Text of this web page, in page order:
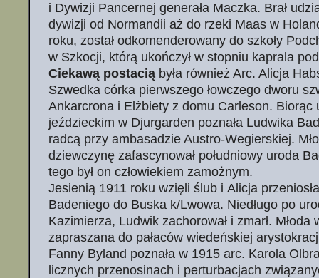
i Dywizji Pancernej generała Maczka. Brał
dywizji od Normandii aż do rzeki Maas w
roku, został odkomenderowany do szkoły
w Szkocji, którą ukończył w stopniu kaprala
Ciekawą postaciąbyła również Arc. Alicja
Szwedka córka pierwszego łowczego dworu
Ankarcrona i Elżbiety z domu Carleson. Biorąc
jeździeckim w Djurgarden poznała Ludwika
radcą przy ambasadzie Austro-Wegierskiej.
dziewczynę zafascynował południowy uroda
tego był on człowiekiem zamożnym.
Jesienią 1911 roku wzięli ślub i Alicja
Badeniego do Buska k/Lwowa. Niedługo po
Kazimierza, Ludwik zachorował i zmarł. Młoda
zapraszana do pałaców wiedeńskiej
Fanny Byland poznała w 1915 arc. Karola
licznych przenosinach i perturbacjach